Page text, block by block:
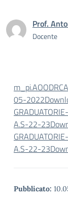
Prof.
Docente
05-2022
A.S-22-23
A.S-22-23
Pubblicato: